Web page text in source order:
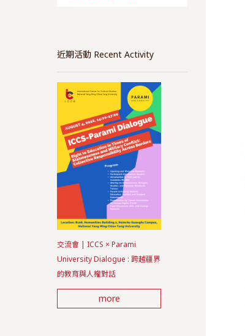
近期活動 Recent Activity
交流會 | ICCS × Parami
University Dialogue : 跨越疆界
的教育與人權對話
more